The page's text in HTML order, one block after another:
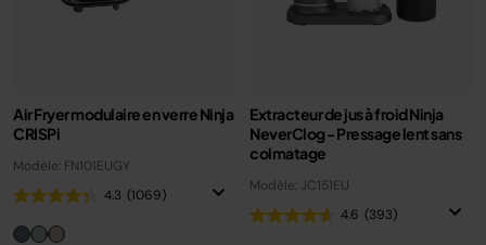
Air Fryer modulaire en verre Ninja
CRISPi
Modèle: FN101EUGY
4.3 (1069)
Extracteur de jus à froid Ninja
NeverClog - Pressage lent sans
colmatage
Modèle: JC151EU
4.6 (393)